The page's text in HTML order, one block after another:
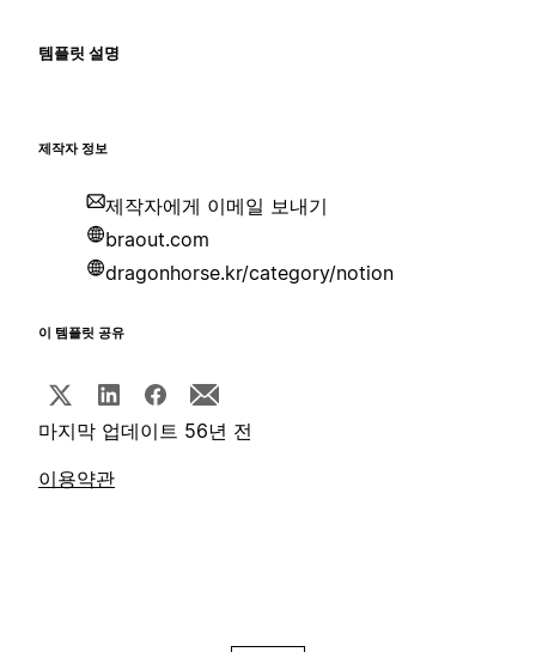
템플릿 설명
제작자 정보
제작자에게 이메일 보내기
braout.com
dragonhorse.kr/category/notion
이 템플릿 공유
마지막 업데이트 56년 전
이용약관